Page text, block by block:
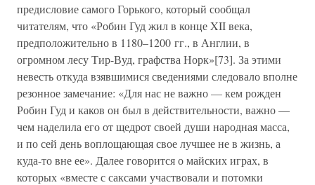
предисловие самого Горького, который сообщал
читателям, что «Робин Гуд жил в конце XII века,
предположительно в 1180–1200 гг., в Англии, в
огромном лесу Тир-Вуд, графства Норк»[73]. За этими
невесть откуда взявшимися сведениями следовало вполне
резонное замечание: «Для нас не важно — кем рожден
Робин Гуд и каков он был в действительности, важно —
чем наделила его от щедрот своей души народная масса,
и по сей день воплощающая свое лучшее не в жизнь, а
куда-то вне ее». Далее говорится о майских играх, в
которых «вместе с саксами участвовали и потомки